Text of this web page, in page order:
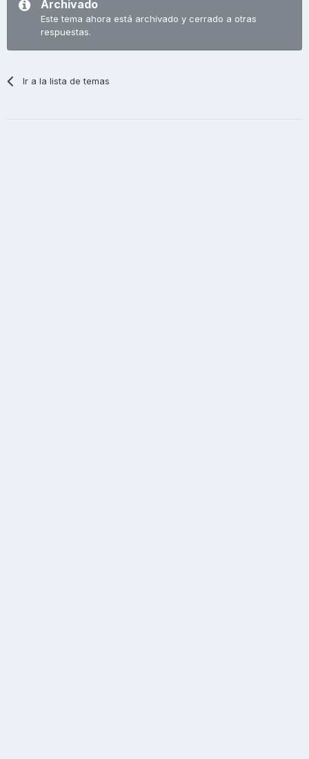
Archivado
Este tema ahora está archivado y cerrado a otras
respuestas.
Ir a la lista de temas